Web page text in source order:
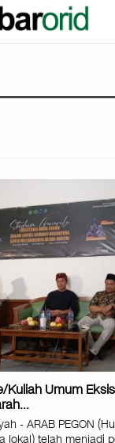
Kuliah Umum
- ARAB PEGON
lokal) telah menjadi